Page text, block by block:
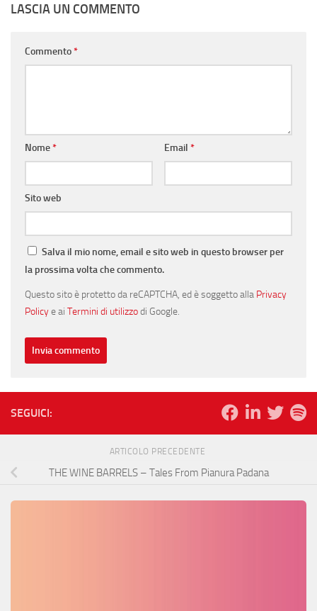
LASCIA UN COMMENTO
Commento*
Nome* Email *
Sito web
Salva il mio nome, email e sito web in questo browser per
la prossima volta che commento.
Questo sito è protetto da reCAPTCHA, ed è soggetto alla Privacy
Policye ai Termini di utilizzodi Google.
SEGUICI:
ARTICOLO PRECEDENTE
THE WINE BARRELS – Tales From Pianura Padana